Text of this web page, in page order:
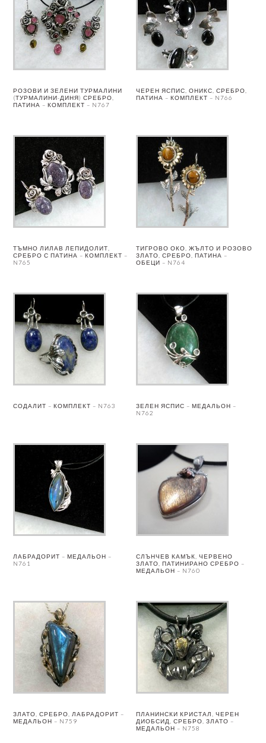
РОЗОВИ И ЗЕЛЕНИ ТУРМАЛИНИ
(ТУРМАЛИНИ-ДИНЯ) СРЕБРО,
ПАТИНА – КОМПЛЕКТ – N767
ЧЕРЕН ЯСПИС, ОНИКС, СРЕБРО,
ПАТИНА – КОМПЛЕКТ – N766
ТЪМНО ЛИЛАВ ЛЕПИДОЛИТ,
СРЕБРО С ПАТИНА – КОМПЛЕКТ –
N765
ТИГРОВО ОКО, ЖЪЛТО И РОЗОВО
ЗЛАТО, СРЕБРО, ПАТИНА –
ОБЕЦИ – N764
СОДАЛИТ – КОМПЛЕКТ – N763
ЗЕЛЕН ЯСПИС – МЕДАЛЬОН –
N762
ЛАБРАДОРИТ – МЕДАЛЬОН –
N761
СЛЪНЧЕВ КАМЪК, ЧЕРВЕНО
ЗЛАТО, ПАТИНИРАНО СРЕБРО –
МЕДАЛЬОН – N760
ЗЛАТО, СРЕБРО, ЛАБРАДОРИТ –
МЕДАЛЬОН – N759
ПЛАНИНСКИ КРИСТАЛ, ЧЕРЕН
ДИОБСИД, СРЕБРО, ЗЛАТО –
МЕДАЛЬОН – N758